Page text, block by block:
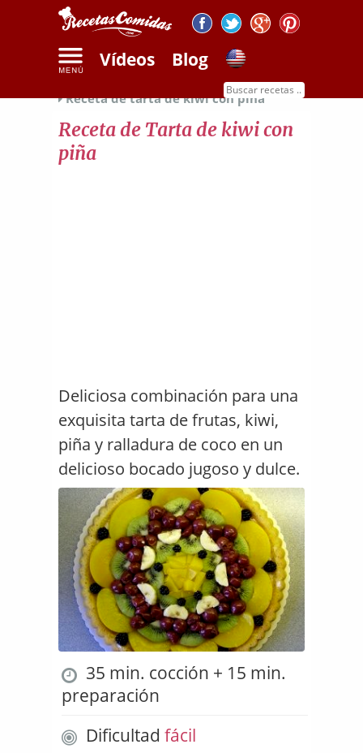
Vídeos Blog
Recetas de frutas
Receta de tarta de kiwi con piña
Receta de Tarta de kiwi con
piña
Deliciosa combinación para una
exquisita tarta de frutas, kiwi,
piña y ralladura de coco en un
delicioso bocado jugoso y dulce.
35 min. cocción + 15 min.
preparación
Dificultad fácil